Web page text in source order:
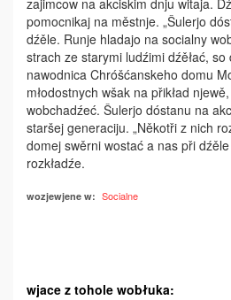
zajimcow na akciskim dnju witaja.
pomocnikaj na městnje. „Šulerjo
dźěle. Runje hladajo na socialny
strach ze starymi ludźimi dźěłać,
nawodnica Chróšćanskeho domu
młodostnych wšak na přikład
wobchadźeć. Šulerjo dóstanu na
staršej generaciju. „Někotři z nich
domej swěrni wostać a nas při
rozkładźe.
wozjewjene w: Socialne
wjace z tohole wobłuka: